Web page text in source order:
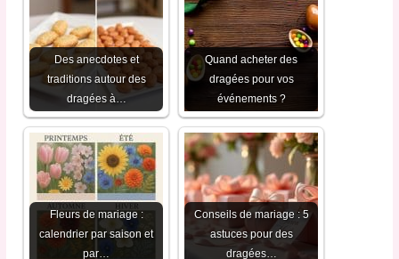
Des anecdotes et
traditions autour des
dragées à…
Quand acheter des
dragées pour vos
événements ?
Fleurs de mariage :
calendrier par saison et
par…
Conseils de mariage : 5
astuces pour des
dragées…